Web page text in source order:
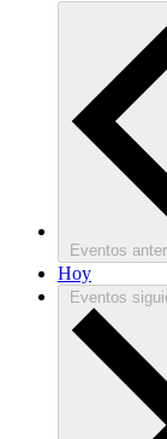
Eventos
Hoy
Eventos